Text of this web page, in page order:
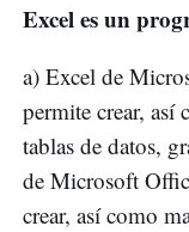
Excel es un
a) Excel de
permite crear, así
tablas de datos,
de Microsoft
crear, así como